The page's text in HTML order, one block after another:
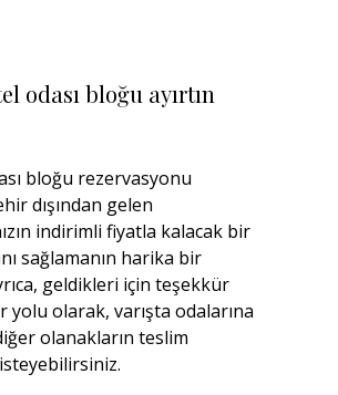
odası bloğu ayırtın
bloğu rezervasyonu
dışından gelen
indirimli fiyatla kalacak bir
sağlamanın harika bir
geldikleri için teşekkür
yolu olarak, varışta odalarına
olanakların teslim